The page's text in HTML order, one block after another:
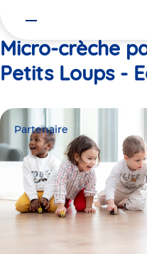
Micro-crèche
Petits Loups -
Partenaire